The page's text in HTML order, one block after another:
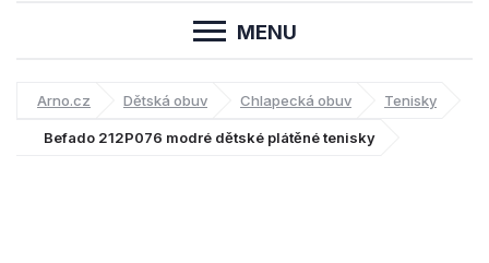
MENU
Arno.cz Dětská obuv Chlapecká obuv Tenisky
Befado 212P076 modré dětské plátěné tenisky